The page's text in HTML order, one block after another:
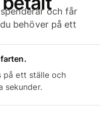
och får
behöver på ett
på ett ställe och
sekunder.